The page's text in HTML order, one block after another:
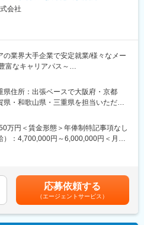
のプロジェクトに配属される『コン
平均2～3年程。
多様なキャリアパスが可能。実際に社
躍している社員も多数います。
ん。適切なフォローが顧客である製薬
、業界内でも評価されています。
る距離感です。一カ月に一度の面談も
けでなく中長期的な視点での相談も
アップに向けた目標を定めやすい環境
だからこそ、当社の教育サポートは単
、MRとしての現場力を培うことに比重
レイングの機会もあり、生き残るMR
着けることが可能です。
企業所属MR教育にも使用されておりま
会社
の業界大手企業で安定就業/様々なメー
富なキャリアパス～
、医師等への情報提供や購入の提案
や希望を伺い、希望条件に合致するプ
この際、希望しない製品や領域があれ
全国転勤が発生しますが、同社では基
がない範囲でアサイン先を決定しま
県住所：出張ベースで大阪府・京都
県・和歌山県・三重県を担当いただき
万円＜賃金形態＞年俸制特記事項なし
）：4,700,000円～6,000,000円＜月額
）（全社員対象）・四半期一時金：
条件有。他、永続勤務報奨金（3年勤
円…）ございます。賃金はあくまでも
通じて上下する可能性があります。月
応募依頼する
（エージェントサービス）